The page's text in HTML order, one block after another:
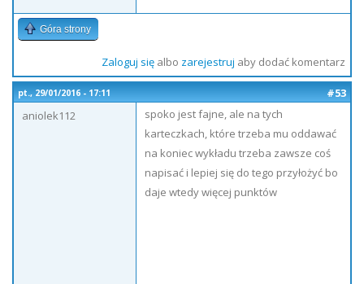
Góra strony
Zaloguj sięalbo zarejestruj aby dodać komentarz
pt., 29/01/2016 - 17:11
#53
aniolek112
spoko jest fajne, ale na tych
karteczkach, które trzeba mu oddawać
na koniec wykładu trzeba zawsze coś
napisać i lepiej się do tego przyłożyć bo
daje wtedy więcej punktów